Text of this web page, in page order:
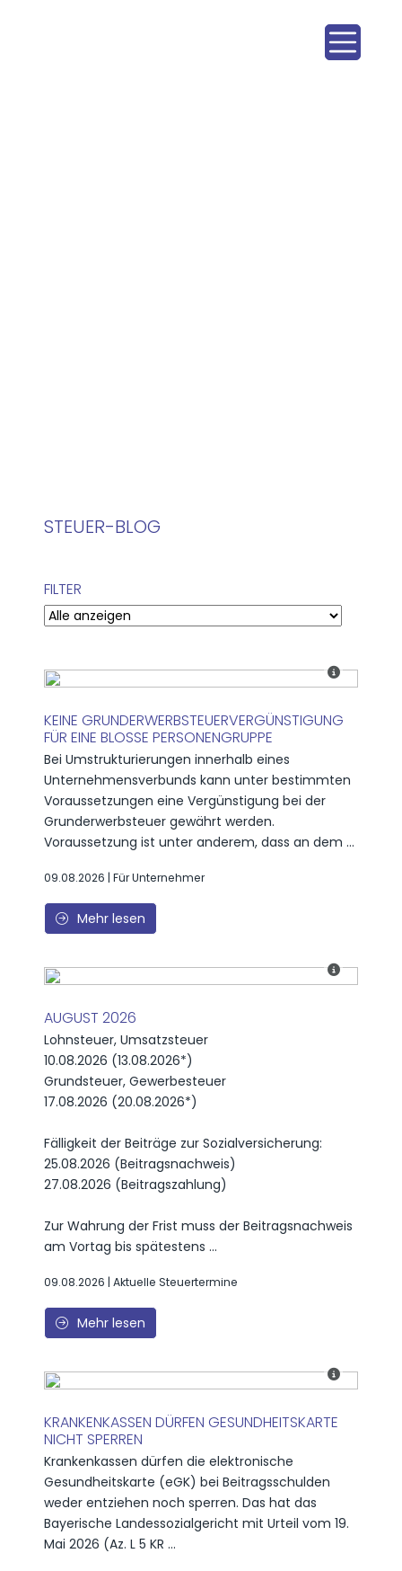
STEUER-BLOG
FILTER
KEINE GRUNDERWERBSTEUERVERGÜNSTIGUNG
FÜR EINE BLOSSE PERSONENGRUPPE
Bei Umstrukturierungen innerhalb eines
Unternehmensverbunds kann unter bestimmten
Voraussetzungen eine Vergünstigung bei der
Grunderwerbsteuer gewährt werden.
Voraussetzung ist unter anderem, dass an dem ...
09.08.2026 | Für Unternehmer
Mehr lesen
AUGUST 2026
Lohnsteuer, Umsatzsteuer
10.08.2026 (13.08.2026*)
Grundsteuer, Gewerbesteuer
17.08.2026 (20.08.2026*)
Fälligkeit der Beiträge zur Sozialversicherung:
25.08.2026 (Beitragsnachweis)
27.08.2026 (Beitragszahlung)
Zur Wahrung der Frist muss der Beitragsnachweis
am Vortag bis spätestens ...
09.08.2026 | Aktuelle Steuertermine
Mehr lesen
KRANKENKASSEN DÜRFEN GESUNDHEITSKARTE
NICHT SPERREN
Krankenkassen dürfen die elektronische
Gesundheitskarte (eGK) bei Beitragsschulden
weder entziehen noch sperren. Das hat das
Bayerische Landessozialgericht mit Urteil vom 19.
Mai 2026 (Az. L 5 KR ...